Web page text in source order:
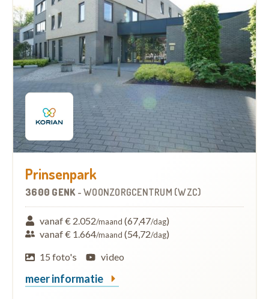
Prinsenpark
3600 GENK - WOONZORGCENTRUM (WZC)
vanaf € 2.052/maand (67,47/dag)
vanaf € 1.664/maand (54,72/dag)
15 foto's
video
meer informatie